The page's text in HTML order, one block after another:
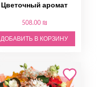
Цветочный аромат
508.00 ₪
ДОБАВИТЬ В КОРЗИНУ